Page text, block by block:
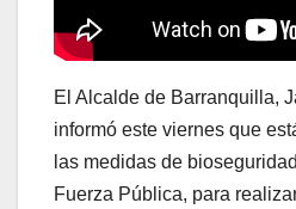
El Alcalde de Barranquilla,
informó este viernes que
las medidas de
Fuerza Pública, para